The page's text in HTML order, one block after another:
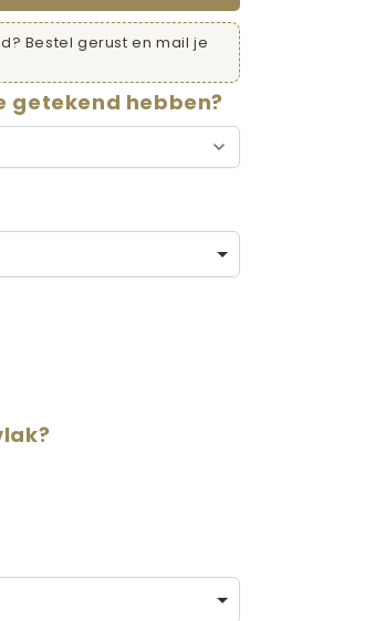
Bestel gerust en mail je
getekend hebben?